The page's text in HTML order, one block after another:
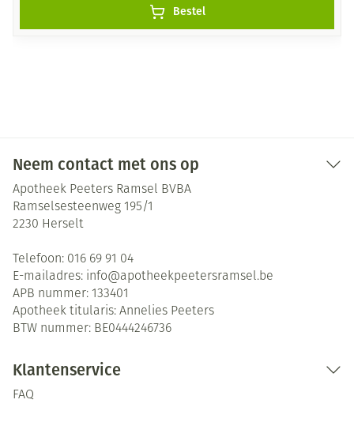
Bestel
Neem contact met ons op
Apotheek Peeters Ramsel BVBA
Ramselsesteenweg 195/1
2230 Herselt
Telefoon: 016 69 91 04
E-mailadres: info@apotheekpeetersramsel.be
APB nummer: 133401
Apotheek titularis: Annelies Peeters
BTW nummer: BE0444246736
Klantenservice
FAQ